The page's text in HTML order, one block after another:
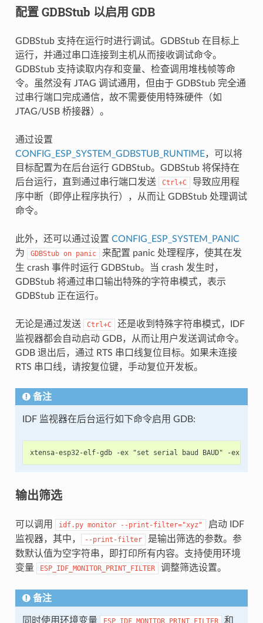
配置 GDBStub 以启用 GDB
GDBStub 支持在运行时进行调试。GDBStub 在目标上
运行，并通过串口连接到主机从而接收调试命令。
GDBStub 支持读取内存和变量、检查调用堆栈帧等命
令。虽然没有 JTAG 调试通用，但由于 GDBStub 完全通
过串行端口完成通信，故不需要使用特殊硬件（如
JTAG/USB 桥接器）。
通过设置
CONFIG_ESP_SYSTEM_GDBSTUB_RUNTIME，可以将
目标配置为在后台运行 GDBStub。GDBStub 将保持在
后台运行，直到通过串行端口发送
Ctrl+C
导致应用程
序中断（即停止程序执行），从而让 GDBStub 处理调试
命令。
此外，还可以通过设置 CONFIG_ESP_SYSTEM_PANIC
为
GDBStub on panic
来配置 panic 处理程序，使其在发
生 crash 事件时运行 GDBStub。当 crash 发生时，
GDBStub 将通过串口输出特殊的字符串模式，表示
GDBStub 正在运行。
无论是通过发送 Ctrl+C
还是收到特殊字符串模式，IDF
监视器都会自动启动 GDB，从而让用户发送调试命令。
GDB 退出后，通过 RTS 串口线复位目标。如果未连接
RTS 串口线，请按复位键，手动复位开发板。
备注
IDF 监视器在后台运行如下命令启用 GDB:
输出筛选
可以调用 idf.py monitor --print-filter="xyz"
启动 IDF
监视器，其中，
--print-filter
是输出筛选的参数。参
数默认值为空字符串，即打印所有内容。支持使用环境
变量
ESP_IDF_MONITOR_PRINT_FILTER 调整筛选设置。
备注
同时使用环境变量 ESP_IDF_MONITOR_PRINT_FILTER 和